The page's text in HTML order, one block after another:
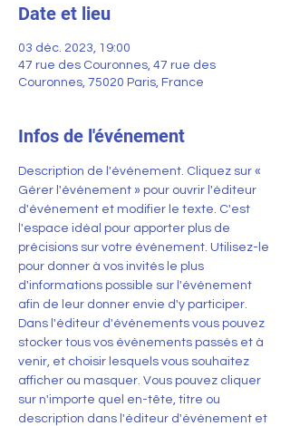
Date et lieu
03 déc. 2023, 19:00
47 rue des Couronnes, 47 rue des
Couronnes, 75020 Paris, France
Infos de l'événement
Description de l'événement. Cliquez sur «
Gérer l'événement » pour ouvrir l'éditeur
d'événement et modifier le texte. C'est
l'espace idéal pour apporter plus de
précisions sur votre événement. Utilisez-le
pour donner à vos invités le plus
d'informations possible sur l'événement
afin de leur donner envie d'y participer.
Dans l'éditeur d'événements vous pouvez
stocker tous vos événements passés et à
venir, et choisir lesquels vous souhaitez
afficher ou masquer. Vous pouvez cliquer
sur n'importe quel en-tête, titre ou
description dans l'éditeur d'événement et